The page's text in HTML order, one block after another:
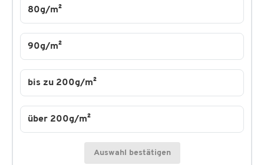
80g/m²
90g/m²
bis zu 200g/m²
über 200g/m²
Auswahl bestätigen